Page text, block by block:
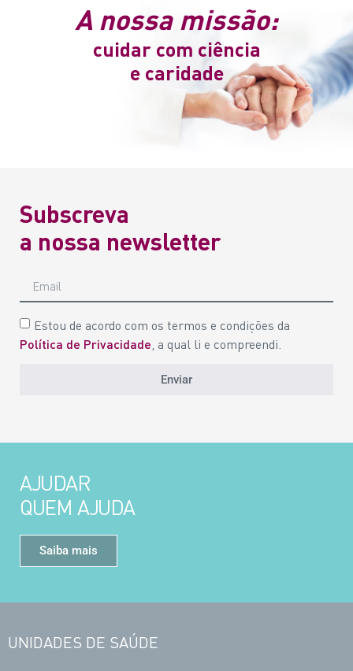
A nossa missão:
cuidar com ciência
e caridade
Subscreva
a nossa newsletter
Estou de acordo com os termos e condições da
Política de Privacidade , a qual li e compreendi.
Enviar
AJUDAR
QUEM AJUDA
Saiba mais
UNIDADES DE SAÚDE